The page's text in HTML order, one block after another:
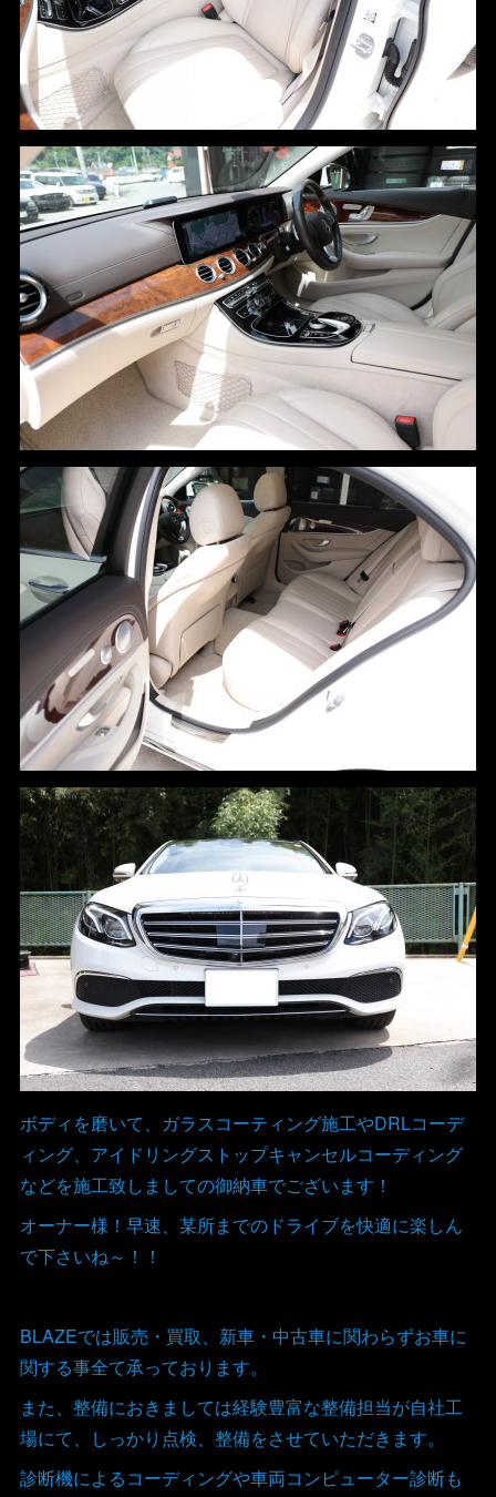
ボディを磨いて、ガラスコーティング施工やDRLコーデ
ィング、アイドリングストップキャンセルコーディング
などを施工致しましての御納車でございます！
オーナー様！早速、某所までのドライブを快適に楽しん
で下さいね～！！
BLAZEでは販売・買取、新車・中古車に関わらずお車に
関する事全て承っております。
また、整備におきましては経験豊富な整備担当が自社工
場にて、しっかり点検、整備をさせていただきます。
診断機によるコーディングや車両コンピューター診断も